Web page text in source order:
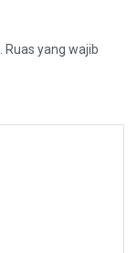
Ruas yang wajib